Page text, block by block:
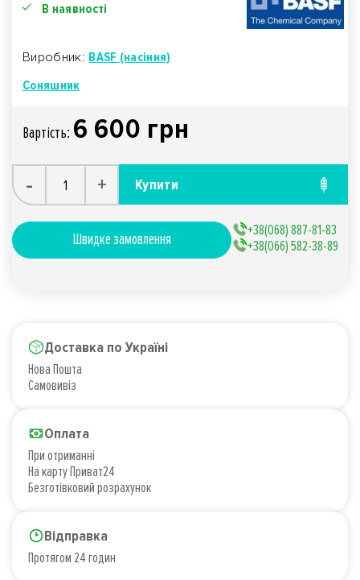
В наявності
Виробник: BASF (насіння)
Соняшник
Вартiсть: 6 600 грн
- + Купити
Швидке замовлення
+38(068) 887-81-83
+38(066) 582-38-89
Доставка по Україні
Нова Пошта
Самовивіз
Оплата
При отриманні
На карту Приват24
Безготівковий розрахунок
Відправка
Протягом 24 годин